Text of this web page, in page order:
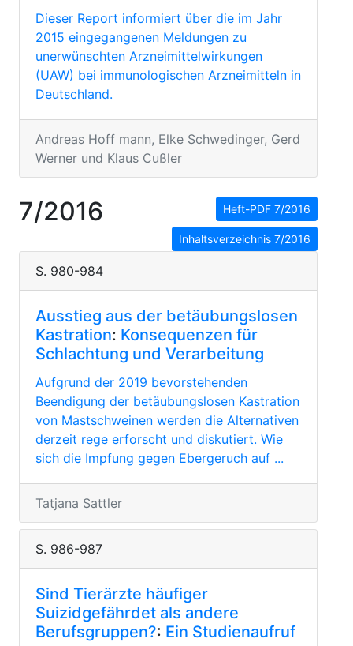
Dieser Report informiert über die im Jahr
2015 eingegangenen Meldungen zu
unerwünschten Arzneimittelwirkungen
(UAW) bei immunologischen Arzneimitteln in
Deutschland.
Andreas Hoff mann, Elke Schwedinger, Gerd
Werner und Klaus Cußler
7/2016 Heft-PDF 7/2016
Inhaltsverzeichnis 7/2016
S. 980-984
Ausstieg aus der betäubungslosen
Kastration: Konsequenzen für
Schlachtung und Verarbeitung
Aufgrund der 2019 bevorstehenden
Beendigung der betäubungslosen Kastration
von Mastschweinen werden die Alternativen
derzeit rege erforscht und diskutiert. Wie
sich die Impfung gegen Ebergeruch auf ...
Tatjana Sattler
S. 986-987
Sind Tierärzte häufiger
Suizidgefährdet als andere
Berufsgruppen?: Ein Studienaufruf